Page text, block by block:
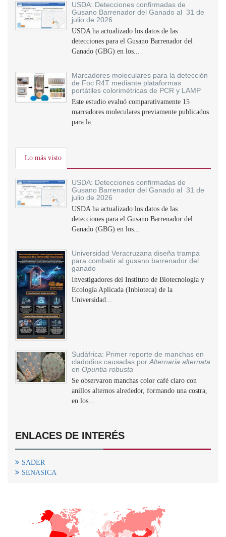
USDA: Detecciones confirmadas de
Gusano Barrenador del Ganado al 31 de
julio de 2026
USDA ha actualizado los datos de las
detecciones para el Gusano Barrenador del
Ganado (GBG) en los...
Marcadores moleculares para la detección
de Foc R4T mediante plataformas
portátiles colorimétricas de PCR y LAMP
Este estudio evaluó comparativamente 15
marcadores moleculares previamente publicados
para la...
Lo más visto
USDA: Detecciones confirmadas de
Gusano Barrenador del Ganado al 31 de
julio de 2026
USDA ha actualizado los datos de las
detecciones para el Gusano Barrenador del
Ganado (GBG) en los...
Universidad Veracruzana diseña trampa
para combatir al gusano barrenador del
ganado
Investigadores del Instituto de Biotecnología y
Ecología Aplicada (Inbioteca) de la
Universidad...
Sudáfrica: Primer reporte de manchas en
cladodios causadas por Alternaria alternata
en Opuntia robusta
Se observaron manchas color café claro con
anillos alternos alrededor, formando una costra,
en los...
ENLACES DE INTERÉS
SADER
SENASICA